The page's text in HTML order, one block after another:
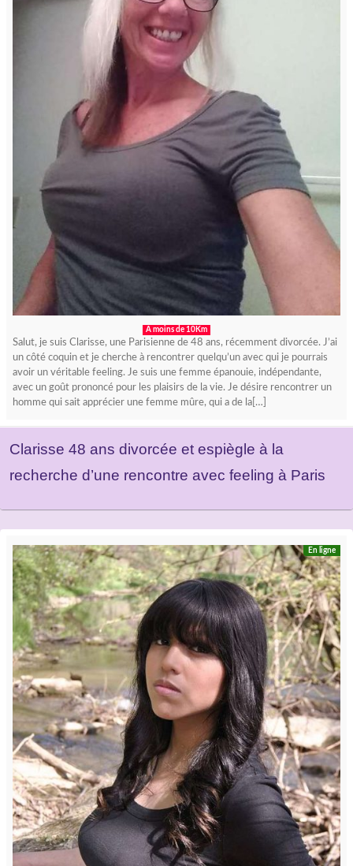
A moins de 10Km
Salut, je suis Clarisse, une Parisienne de 48 ans, récemment divorcée. J’ai
un côté coquin et je cherche à rencontrer quelqu’un avec qui je pourrais
avoir un véritable feeling. Je suis une femme épanouie, indépendante,
avec un goût prononcé pour les plaisirs de la vie. Je désire rencontrer un
homme qui sait apprécier une femme mûre, qui a de la[…]
Clarisse 48 ans divorcée et espiègle à la
recherche d’une rencontre avec feeling à Paris
En ligne